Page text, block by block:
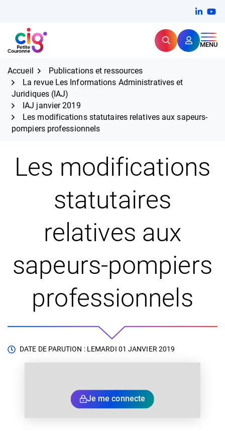
contenu
CIG Petite Couronne RechercherMENU
Expertise et proximité pour
Accueil
Publications et ressources
La revue Les Informations Administratives et
Juridiques (IAJ)
IAJ janvier 2019
Les modifications statutaires relatives aux sapeurs-
pompiers professionnels
Les modifications
statutaires
relatives aux
sapeurs-pompiers
professionnels
DATE DE PARUTION : LEMARDI 01 JANVIER 2019
Je me connecte